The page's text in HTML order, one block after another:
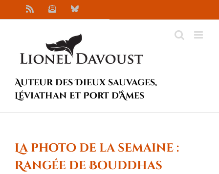
au
NewsletterBluesky
Auteur des Dieux sauvages,
Léviathan et Port d’Âmes
La photo de la semaine :
Rangée de Bouddhas